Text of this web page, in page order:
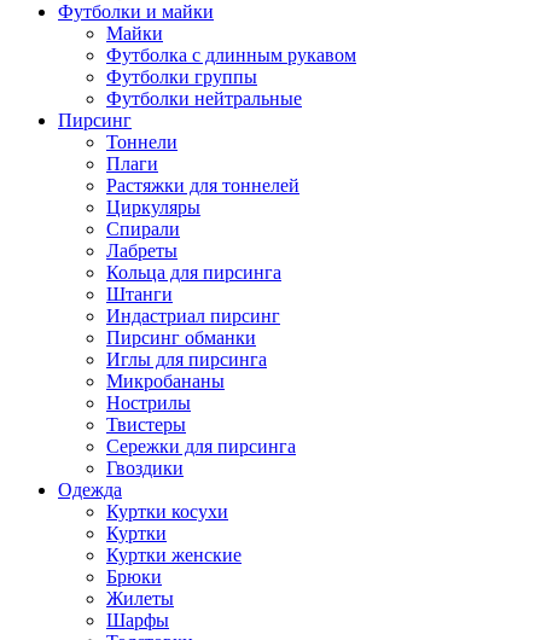
Футболки и майки
Майки
Футболка с длинным рукавом
Футболки группы
Футболки нейтральные
Пирсинг
Тоннели
Плаги
Растяжки для тоннелей
Циркуляры
Спирали
Лабреты
Кольца для пирсинга
Штанги
Индастриал пирсинг
Пирсинг обманки
Иглы для пирсинга
Микробананы
Нострилы
Твистеры
Сережки для пирсинга
Гвоздики
Одежда
Куртки косухи
Куртки
Куртки женские
Брюки
Жилеты
Шарфы